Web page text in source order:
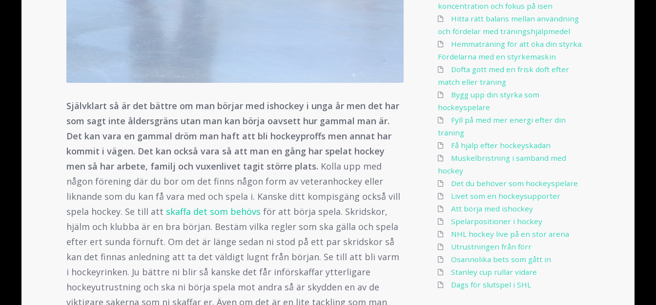
Självklart så är det bättre om man börjar med ishockey i unga år men det har
som sagt inte åldersgräns utan man kan börja oavsett hur gammal man är.
Det kan vara en gammal dröm man haft att bli hockeyproffs men annat har
kommit i vägen. Det kan också vara så att man en gång har spelat hockey
men så har arbete, familj och vuxenlivet tagit större plats. Kolla upp med
någon förening där du bor om det finns någon form av veteranhockey eller
liknande som du kan få vara med och spela i. Kanske ditt kompisgäng också vill
spela hockey. Se till att skaffa det som behövs för att börja spela. Skridskor,
hjälm och klubba är en bra början. Bestäm vilka regler som ska gälla och spela
efter ert sunda förnuft. Om det är länge sedan ni stod på ett par skridskor så
kan det finnas anledning att ta det väldigt lugnt från början. Se till att bli varm
i hockeyrinken. Ju bättre ni blir så kanske det får införskaffar ytterligare
hockeyutrustning och ska ni börja spela mot andra så är skydden en av de
viktigare sakerna som ni skaffar er. Även om det är en lite tackling som man
koncentration och fokus på isen
Hitta rätt balans mellan användning
och fördelar med träningshjälpmedel
Hemmaträning för att öka din styrka:
Fördelarna med en styrkemaskin
Dofta gott med en frisk doft efter
match eller träning
Bygg upp din styrka som
hockeyspelare
Fyll på med mer energi efter din
träning
Få hjälp efter hockeyskadan
Muskelbristning i samband med
hockey
Det du behöver som hockeyspelare
Livet som en hockeysupporter
Att börja med ishockey
Spelarpositioner i hockey
NHL hockey live på en stor arena
Utrustningen från förr
Osannolika bets som gått in
Stanley cup rullar vidare
Dags för slutspel i SHL